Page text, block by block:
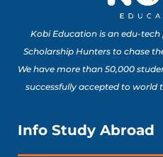
Kobi Education is an edu-
Scholarship Hunters to chase
We have more than 50,000
successfully accepted to world
Info Study Abroad